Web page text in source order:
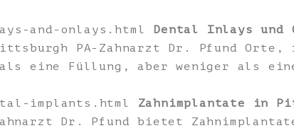
and-onlays.html Dental Inlays und
PA-Zahnarzt Dr. Pfund Orte,
eine Füllung, aber weniger als
implants.html Zahnimplantate in
Dr. Pfund bietet